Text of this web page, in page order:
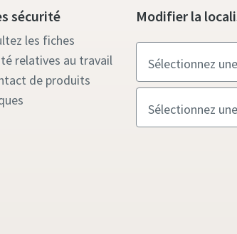
sécurité
les fiches
relatives au travail
de produits
Modifier la